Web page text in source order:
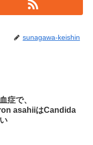
sunagawa-keishin
症で、
asahiiはCandida